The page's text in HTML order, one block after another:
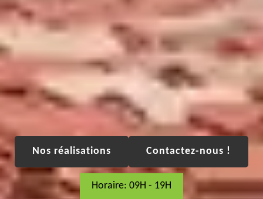
Nos réalisations Contactez-nous !
Horaire: 09H - 19H